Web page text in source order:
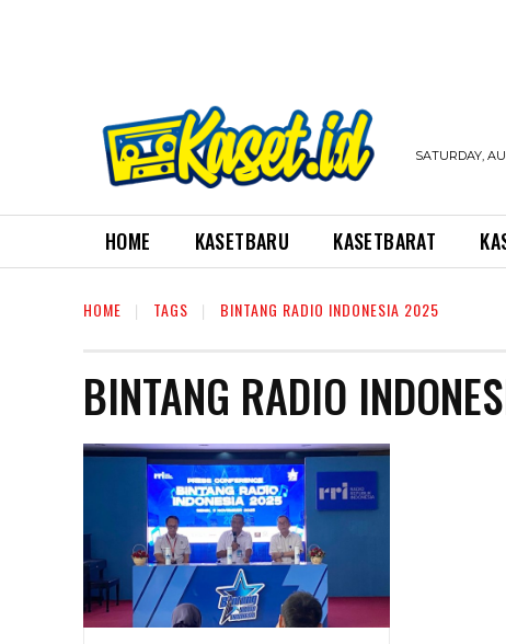
SATURDAY,
HOME KASETBARU KASETBARAT
HOME TAGS BINTANG RADIO INDONESIA 2025
BINTANG RADIO